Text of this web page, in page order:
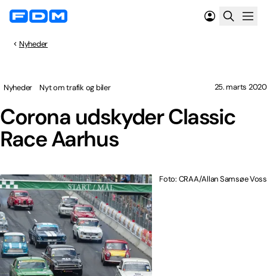
Nyheder
Corona udskyder Classic
Race Aarhus
Nyheder Nyt om trafik og biler 25. marts 2020
Foto: CRAA/Allan Samsøe Voss